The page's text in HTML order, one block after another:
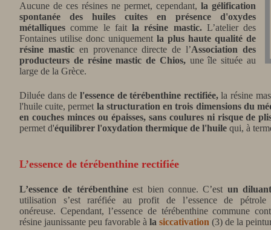
Aucune de ces résines ne permet, cependant, la gélification
spontanée des huiles cuites en présence d'oxydes
métalliques comme le fait la résine mastic.L’atelier des
Fontaines utilise donc uniquement la plus haute qualité de
résine masticen provenance directe de l’Association des
producteurs de résine mastic de Chios,une île située au
large de la Grèce.
Diluée dans de l'essence de térébenthine rectifiée,la résine
l'huile cuite, permet la structuration en trois dimensions du
en couches minces ou épaisses, sans coulures ni risque de
permet d'équilibrer l'oxydation thermique de l'huile qui, à
L’essence de térébenthine rectifiée
L’essence de térébenthineest bien connue. C’est un
utilisation s’est raréfiée au profit de l’essence de
onéreuse. Cependant, l’essence de térébenthine commune
résine jaunissante peu favorable à la siccativation (3) de la